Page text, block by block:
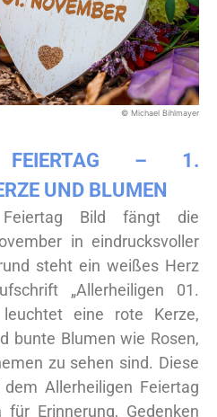
© Michael Bihlmayer
FEIERTAG – 1.
UND BLUMEN
Feiertag Bild fängt die
in eindrucksvoller
steht ein weißes Herz
„Allerheiligen 01.
leuchtet eine rote Kerze,
bunte Blumen wie Rosen,
zu sehen sind. Diese
Allerheiligen Feiertag
Erinnerung, Gedenken